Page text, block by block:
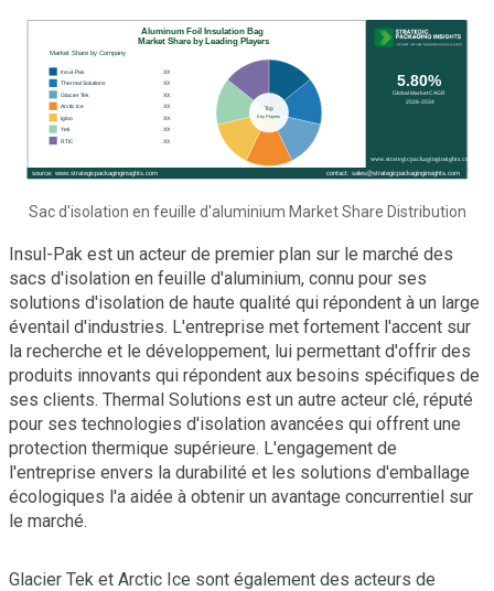
Sac d'isolation en feuille d'aluminium Market Share Distribution
Insul-Pak est un acteur de premier plan sur le marché des
sacs d'isolation en feuille d'aluminium, connu pour ses
solutions d'isolation de haute qualité qui répondent à un large
éventail d'industries. L'entreprise met fortement l'accent sur
la recherche et le développement, lui permettant d'offrir des
produits innovants qui répondent aux besoins spécifiques de
ses clients. Thermal Solutions est un autre acteur clé, réputé
pour ses technologies d'isolation avancées qui offrent une
protection thermique supérieure. L'engagement de
l'entreprise envers la durabilité et les solutions d'emballage
écologiques l'a aidée à obtenir un avantage concurrentiel sur
le marché.
Glacier Tek et Arctic Ice sont également des acteurs de